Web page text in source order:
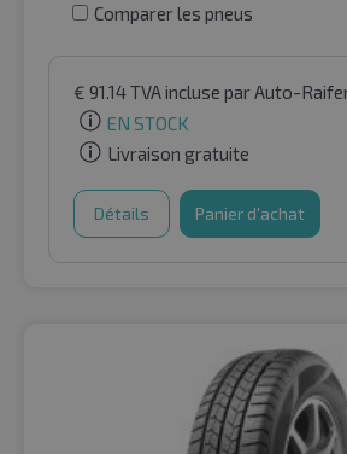
Comparer les pneus
€ 91.14TVA incluse par Auto-
EN STOCK
Livraison gratuite
Détails Panier d'achat